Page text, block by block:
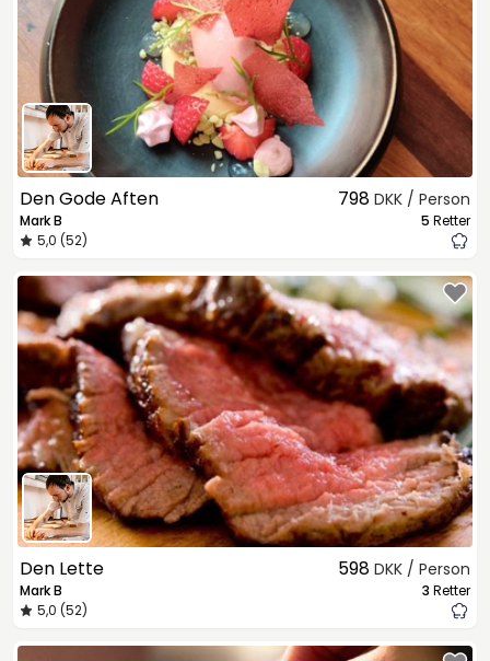
Den Gode Aften
Mark B
5,0 (52)
798 DKK / Person
5 Retter
Den Lette
Mark B
5,0 (52)
598 DKK / Person
3 Retter